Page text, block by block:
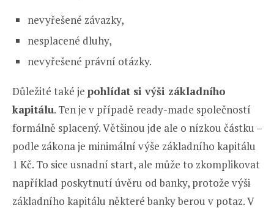
nevyřešené závazky,
nesplacené dluhy,
nevyřešené právní otázky.
Důležité také je pohlídat si výši základního
kapitálu. Ten je v případě ready-made společností
formálně splacený. Většinou jde ale o nízkou částku –
podle zákona je minimální výše základního kapitálu
1 Kč. To sice usnadní start, ale může to zkomplikovat
například poskytnutí úvěru od banky, protože výši
základního kapitálu některé banky berou v potaz. V